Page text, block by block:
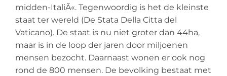
midden-ItaliÃ«. Tegenwoordig is het de kleinste
staat ter wereld (De Stata Della Citta del
Vaticano). De staat is nu niet groter dan 44ha,
maar is in de loop der jaren door miljoenen
mensen bezocht. Daarnaast wonen er ook nog
rond de 800 mensen. De bevolking bestaat met